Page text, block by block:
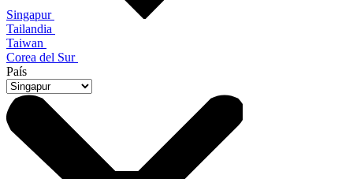
Singapur
Tailandia
Taiwan
Corea del Sur
País